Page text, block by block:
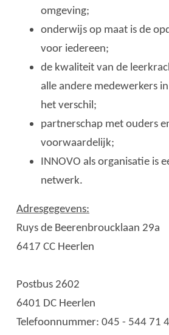
omgeving;
onderwijs op maat is de
voor iedereen;
de kwaliteit van de
alle andere medewerkers
het verschil;
partnerschap met ouders
voorwaardelijk;
INNOVO als organisatie is
netwerk.
Adresgegevens:
Ruys de Beerenbroucklaan 29a
6417 CC Heerlen
Postbus 2602
6401 DC Heerlen
Telefoonnummer: 045 - 544 71